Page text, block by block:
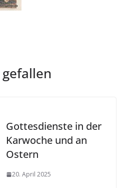
Gottesdienste in der
Karwoche und an
Ostern
20. April 2025